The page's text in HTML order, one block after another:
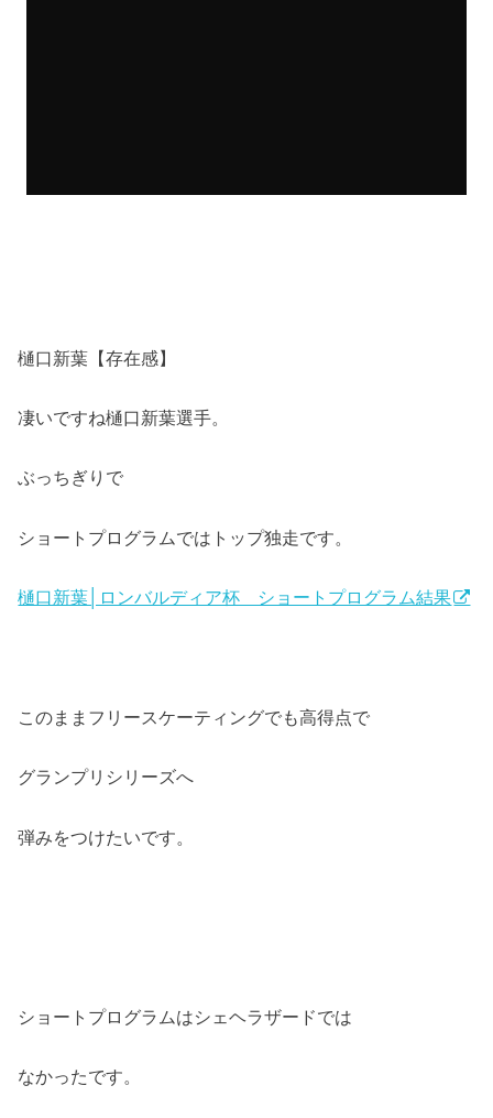
樋口新葉【存在感】
凄いですね樋口新葉選手。
ぶっちぎりで
ショートプログラムではトップ独走です。
樋口新葉│ロンバルディア杯 ショートプログラム結果
このままフリースケーティングでも高得点で
グランプリシリーズへ
弾みをつけたいです。
ショートプログラムはシェヘラザードでは
なかったです。